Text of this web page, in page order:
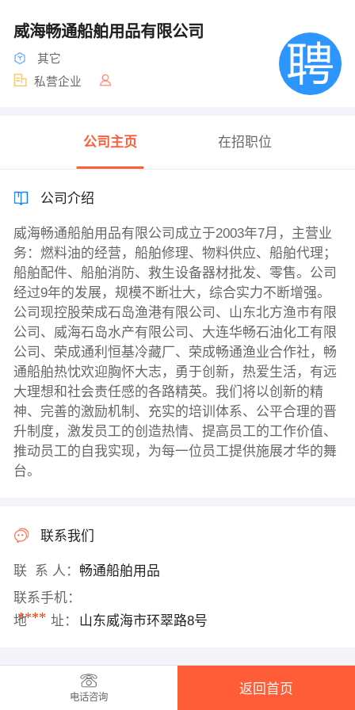
威海畅通船舶用品有限公司
其它
私营企业
公司主页 在招职位
公司介绍
威海畅通船舶用品有限公司成立于2003年7月，主营业
务：燃料油的经营，船舶修理、物料供应、船舶代理；
船舶配件、船舶消防、救生设备器材批发、零售。公司
经过9年的发展，规模不断壮大，综合实力不断增强。
公司现控股荣成石岛渔港有限公司、山东北方渔市有限
公司、威海石岛水产有限公司、大连华畅石油化工有限
公司、荣成通利恒基冷藏厂、荣成畅通渔业合作社，畅
通船舶热忱欢迎胸怀大志，勇于创新，热爱生活，有远
大理想和社会责任感的各路精英。我们将以创新的精
神、完善的激励机制、充实的培训体系、公平合理的晋
升制度，激发员工的创造热情、提高员工的工作价值、
推动员工的自我实现，为每一位员工提供施展才华的舞
台。
联系我们
联 系 人： 畅通船舶用品
联系手机：
****
地 址： 山东威海市环翠路8号
电话咨询
返回首页